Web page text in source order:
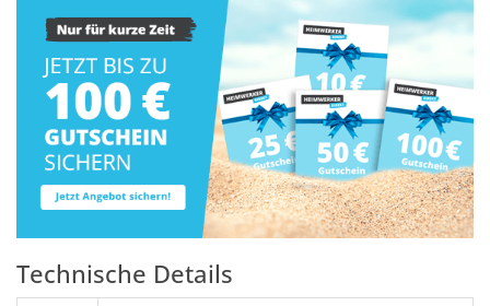
Technische Details